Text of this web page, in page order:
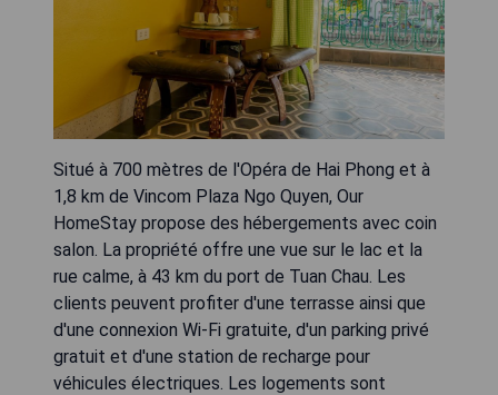
Situé à 700 mètres de l'Opéra de Hai Phong et à
1,8 km de Vincom Plaza Ngo Quyen, Our
HomeStay propose des hébergements avec coin
salon. La propriété offre une vue sur le lac et la
rue calme, à 43 km du port de Tuan Chau. Les
clients peuvent profiter d'une terrasse ainsi que
d'une connexion Wi-Fi gratuite, d'un parking privé
gratuit et d'une station de recharge pour
véhicules électriques. Les logements sont